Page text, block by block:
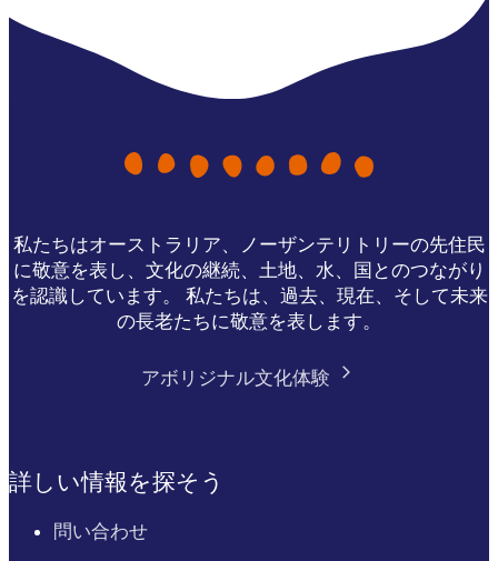
私たちはオーストラリア、ノーザンテリトリーの先住民
に敬意を表し、文化の継続、土地、水、国とのつながり
を認識しています。 私たちは、過去、現在、そして未来
の長老たちに敬意を表します。
アボリジナル文化体験
詳しい情報を探そう
問い合わせ